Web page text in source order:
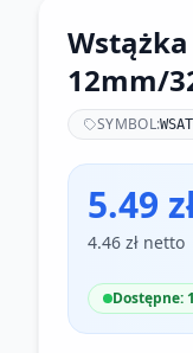
12mm/
SYMBOL:
5.49
4.46 zł netto
Dostępne: